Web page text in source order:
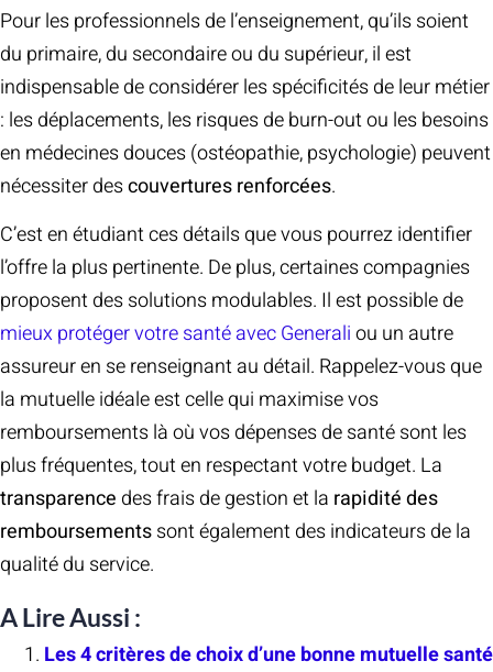
Pour les professionnels de l’enseignement, qu’ils soient
du primaire, du secondaire ou du supérieur, il est
indispensable de considérer les spécificités de leur métier
: les déplacements, les risques de burn-out ou les besoins
en médecines douces (ostéopathie, psychologie) peuvent
nécessiter descouvertures renforcées.
C’est en étudiant ces détails que vous pourrez identifier
l’offre la plus pertinente. De plus, certaines compagnies
proposent des solutions modulables. Il est possible de
mieux protéger votre santé avec Generaliou un autre
assureur en se renseignant au détail. Rappelez-vous que
la mutuelle idéale est celle qui maximise vos
remboursements là où vos dépenses de santé sont les
plus fréquentes, tout en respectant votre budget. La
transparence des frais de gestion et la rapidité des
remboursementssont également des indicateurs de la
qualité du service.
A Lire Aussi :
Les 4 critères de choix d’une bonne mutuelle santé